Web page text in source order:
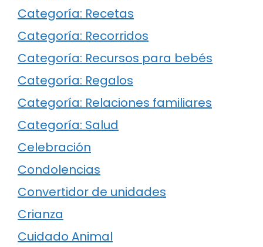
Categoría: Recetas
Categoría: Recorridos
Categoría: Recursos para bebés
Categoría: Regalos
Categoría: Relaciones familiares
Categoría: Salud
Celebración
Condolencias
Convertidor de unidades
Crianza
Cuidado Animal